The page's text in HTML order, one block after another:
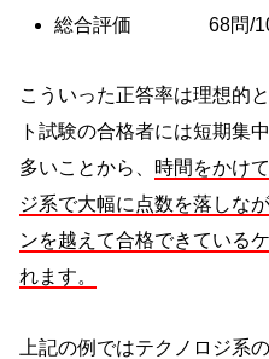
総合評価 68問/
こういった正答率は理想的
ト試験の合格者には短期集
多いことから、 時間をかけ
ジ系で大幅に点数を落しな
ンを越えて合格できている
れます。
上記の例ではテクノロジ系